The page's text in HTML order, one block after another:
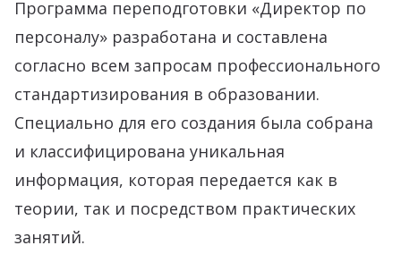
Программа переподготовки «Директор по
персоналу» разработана и составлена
согласно всем запросам профессионального
стандартизирования в образовании.
Специально для его создания была собрана
и классифицирована уникальная
информация, которая передается как в
теории, так и посредством практических
занятий.